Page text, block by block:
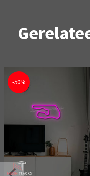
-50%